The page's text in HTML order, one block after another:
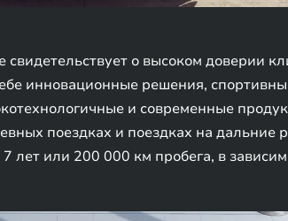
о высоком доверии
инновационные решения,
и современные
поездках и поездках на дальние
лет или 200 000 км пробега, в